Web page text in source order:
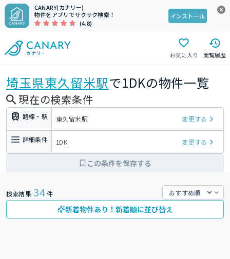
CANARY(カナリー)
物件をアプリでサクサク検索！
(4.8)
インストール
お気に入り 閲覧履歴
埼玉県東久留米駅で1DKの物件一覧
現在の検索条件
路線・駅 東久留米駅 変更する
詳細条件 1DK 変更する
この条件を保存する
検索結果 34件
新着物件あり！新着順に並び替え